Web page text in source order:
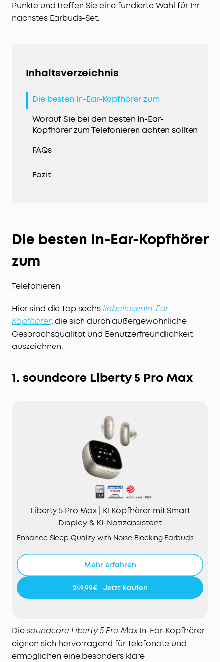
Punkte und treffen Sie eine fundierte Wahl für Ihr
nächstes Earbuds-Set.
Inhaltsverzeichnis
Die besten In-Ear-Kopfhörer zum
Worauf Sie bei den besten In-Ear-
Kopfhörer zum Telefonieren achten sollten
FAQs
Fazit
Die besten In-Ear-Kopfhörer
zum
Telefonieren
Hier sind die Top sechs kabellosenIn-Ear-
Kopfhörer, die sich durch außergewöhnliche
Gesprächsqualität und Benutzerfreundlichkeit
auszeichnen.
1. soundcore Liberty 5 Pro Max
Liberty 5 Pro Max | KI Kopfhörer mit Smart
Display & KI-Notizassistent
Enhance Sleep Quality with Noise Blocking Earbuds
Mehr erfahren
249,99€ Jetzt kaufen
Die soundcore Liberty 5 Pro MaxIn-Ear-Kopfhörer
eignen sich hervorragend für Telefonate und
ermöglichen eine besonders klare